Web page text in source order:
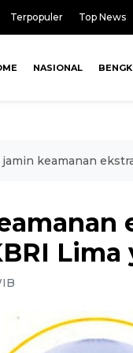
Terpopuler Top News
NASIONAL
jamin keamanan